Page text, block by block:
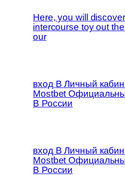
Here, you will
intercourse toy out
our
вход В Личный
Mostbet
В России
вход В Личный
Mostbet
В России